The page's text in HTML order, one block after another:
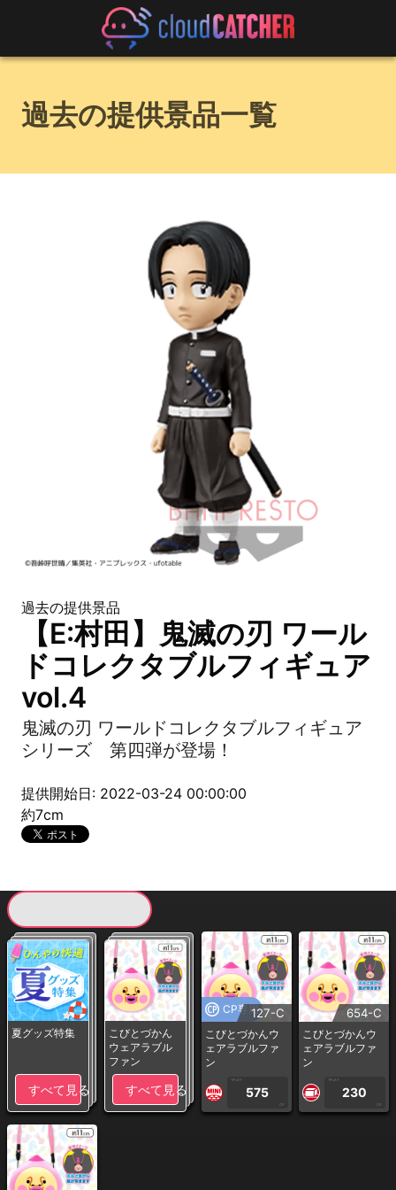
過去の提供景品一覧
過去の提供景品
【E:村田】鬼滅の刃 ワール
ドコレクタブルフィギュア
vol.4
鬼滅の刃 ワールドコレクタブルフィギュア
シリーズ 第四弾が登場！
提供開始日: 2022-03-24 00:00:00
約7cm
夏グッズ特集
すべて見る
こびとづかん
ウェアラブル
ファン
すべて見る
CP専用127-C
こびとづかんウ
ェアラブルファ
ン
1PLAY
575
CP
654-C
こびとづかんウ
ェアラブルファ
ン
1PLAY
230
CP